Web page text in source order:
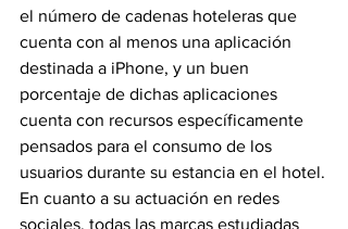
el número de cadenas hoteleras que
cuenta con al menos una aplicación
destinada a iPhone, y un buen
porcentaje de dichas aplicaciones
cuenta con recursos específicamente
pensados para el consumo de los
usuarios durante su estancia en el hotel.
En cuanto a su actuación en redes
sociales, todas las marcas estudiadas